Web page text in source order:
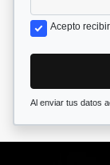
Acepto
Al enviar tus datos